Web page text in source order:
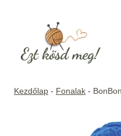
Kezdőlap - Fonalak -